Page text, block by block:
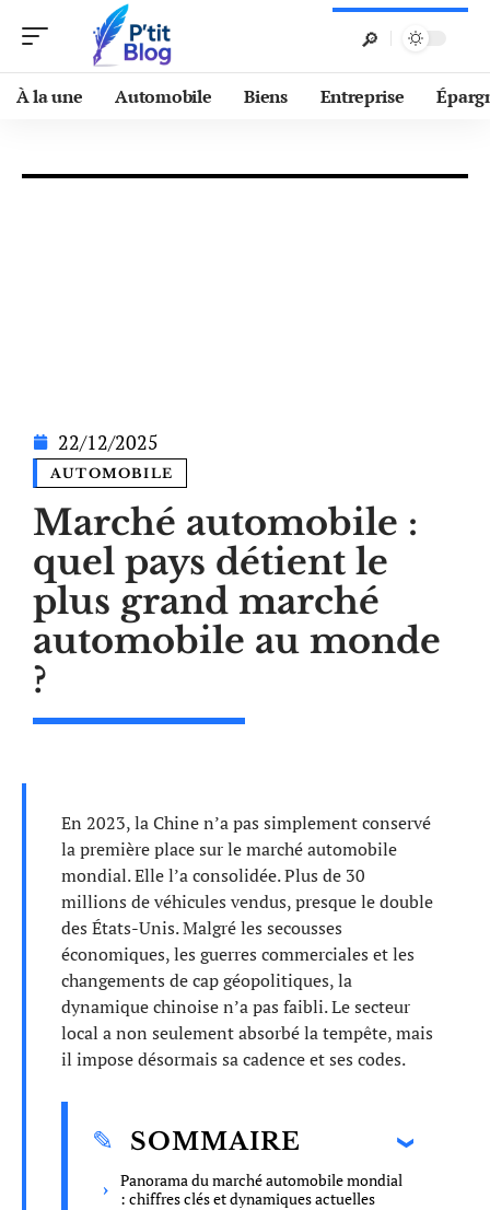
À la une Automobile Biens Entreprise
22/12/2025
AUTOMOBILE
Marché automobile :
quel pays détient le
plus grand marché
automobile au monde
?
En 2023, la Chine n’a pas simplement conservé
la première place sur le marché automobile
mondial. Elle l’a consolidée. Plus de 30
millions de véhicules vendus, presque le double
des États-Unis. Malgré les secousses
économiques, les guerres commerciales et les
changements de cap géopolitiques, la
dynamique chinoise n’a pas faibli. Le secteur
local a non seulement absorbé la tempête, mais
il impose désormais sa cadence et ses codes.
SOMMAIRE
Panorama du marché automobile mondial
: chiffres clés et dynamiques actuelles